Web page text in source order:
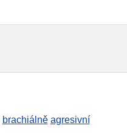
brachiálně agresivní